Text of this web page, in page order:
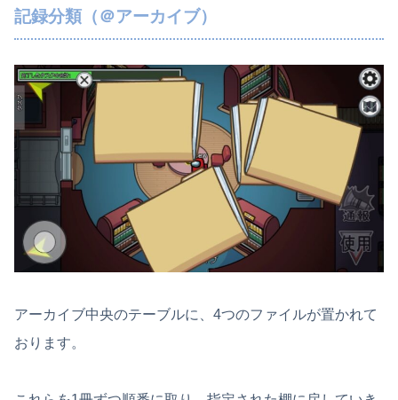
記録分類（＠アーカイブ）
アーカイブ中央のテーブルに、4つのファイルが置かれて
おります。